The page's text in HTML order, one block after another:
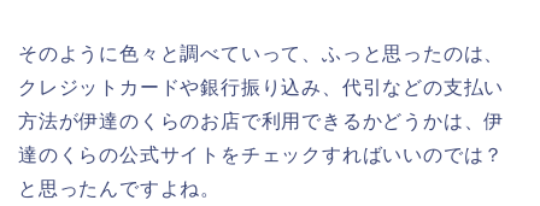
そのように色々と調べていって、ふっと思ったのは、
クレジットカードや銀行振り込み、代引などの支払い
方法が伊達のくらのお店で利用できるかどうかは、伊
達のくらの公式サイトをチェックすればいいのでは？
と思ったんですよね。